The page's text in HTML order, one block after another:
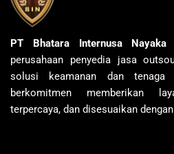
PT Bhatara Internusa Nayaka
perusahaan penyedia jasa
solusi keamanan dan tenaga
berkomitmen memberikan
terpercaya, dan disesuaikan